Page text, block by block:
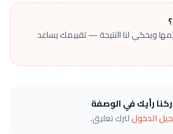
ويحكي لنا النتيجة — تقييمك يساعد
رأيك في الوصفة
الدخوللترك تعليق.